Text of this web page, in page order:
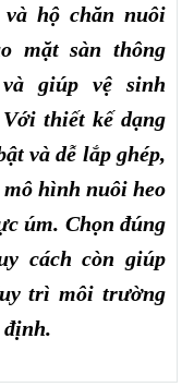
hộ chăn nuôi
mặt sàn thông
giúp vệ sinh
thiết kế dạng
và dễ lắp ghép,
hình nuôi heo
úm. Chọn đúng
cách còn giúp
trì môi trường
định.